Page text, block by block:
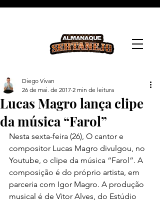
Lucas Magro lança clipe
da música “Farol”
Diego Vivan
26 de mai. de 2017 2 min de leitura
Nesta sexta-feira (26), O cantor e
compositor Lucas Magro divulgou, no
Youtube, o clipe da música “Farol”. A
composição é do próprio artista, em
parceria com Igor Magro. A produção
musical é de Vitor Alves, do Estúdio